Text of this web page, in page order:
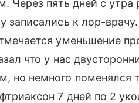
Через пять дней с утра
записались к лор-
уменьшение
что у нас
но немного поменялся
7 дней по 2